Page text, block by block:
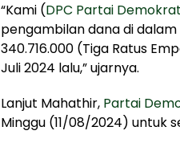
“Kami (DPC Partai
pengambilan dana di
340.716.000 (Tiga Ratus
Juli 2024 lalu,” ujarnya.
Lanjut Mahathir, Partai
Minggu (11/08/2024) untuk